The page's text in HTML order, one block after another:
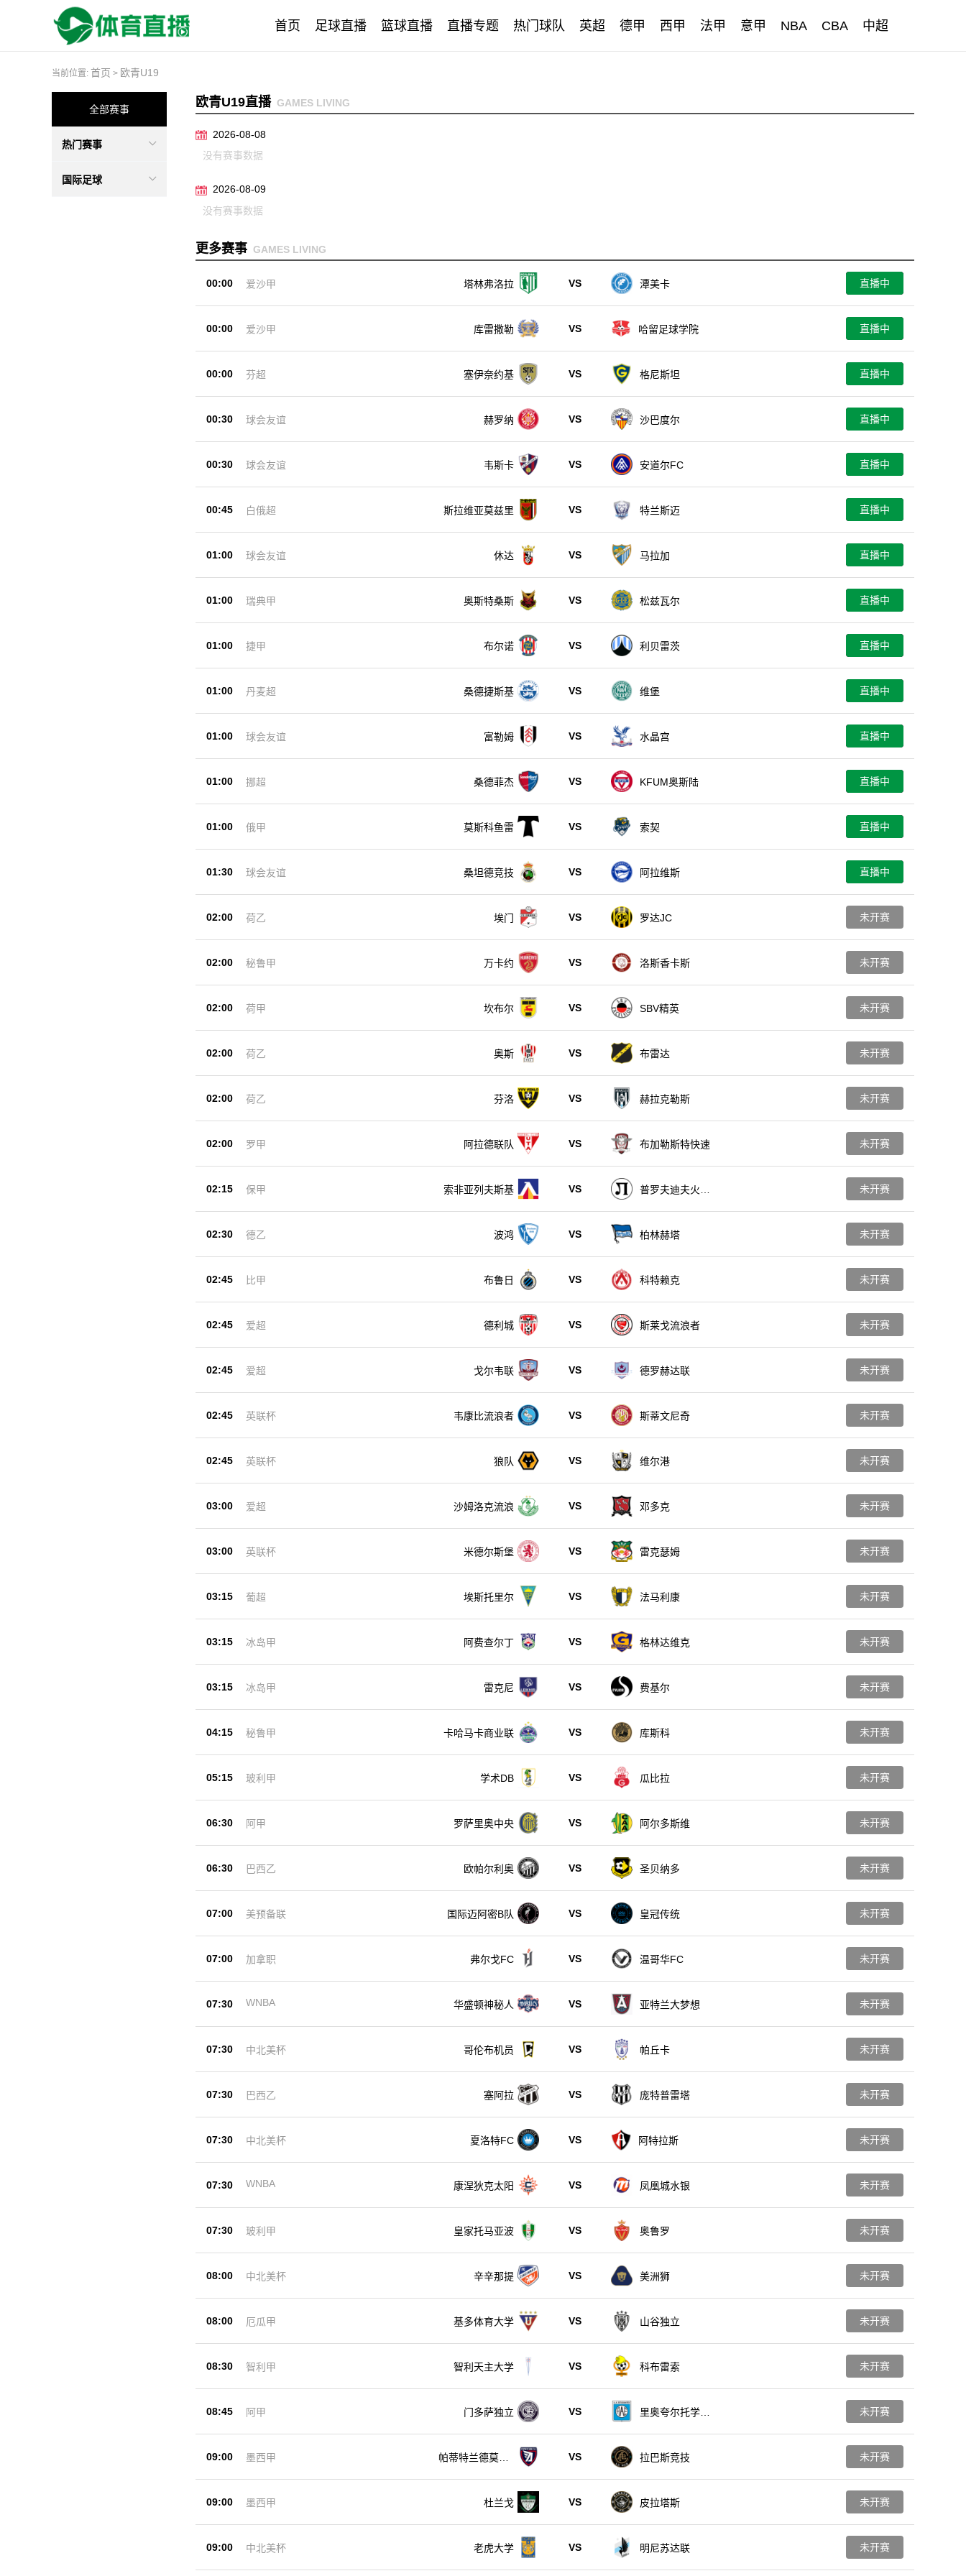
首页 足球直播 篮球直播 直播专题 热门球队 英超 德甲 西甲 法甲 意甲 NBA CBA 中超
当前位置: 首页 > 欧青U19
全部赛事
热门赛事
国际足球
欧青U19直播 GAMES LIVING
2026-08-08
没有赛事数据
2026-08-09
没有赛事数据
更多赛事 GAMES LIVING
00:00 爱沙甲 塔林弗洛拉 VS 潭美卡 直播中
00:00 爱沙甲 库雷撒勒 VS 哈留足球学院 直播中
00:00 芬超 塞伊奈约基 VS 格尼斯坦 直播中
00:30 球会友谊 赫罗纳 VS 沙巴度尔 直播中
00:30 球会友谊 韦斯卡 VS 安道尔FC 直播中
00:45 白俄超 斯拉维亚莫兹里 VS 特兰斯迈 直播中
01:00 球会友谊 休达 VS 马拉加 直播中
01:00 瑞典甲 奥斯特桑斯 VS 松兹瓦尔 直播中
01:00 捷甲 布尔诺 VS 利贝雷茨 直播中
01:00 丹麦超 桑德捷斯基 VS 维堡 直播中
01:00 球会友谊 富勒姆 VS 水晶宫 直播中
01:00 挪超 桑德菲杰 VS KFUM奥斯陆 直播中
01:00 俄甲 莫斯科鱼雷 VS 索契 直播中
01:30 球会友谊 桑坦德竞技 VS 阿拉维斯 直播中
02:00 荷乙 埃门 VS 罗达JC 未开赛
02:00 秘鲁甲 万卡约 VS 洛斯香卡斯 未开赛
02:00 荷甲 坎布尔 VS SBV精英 未开赛
02:00 荷乙 奥斯 VS 布雷达 未开赛
02:00 荷乙 芬洛 VS 赫拉克勒斯 未开赛
02:00 罗甲 阿拉德联队 VS 布加勒斯特快速 未开赛
02:15 保甲 索非亚列夫斯基 VS
普罗夫迪夫火车
未开赛
02:30 德乙 波鸿 VS 柏林赫塔 未开赛
02:45 比甲 布鲁日 VS 科特赖克 未开赛
02:45 爱超 德利城 VS 斯莱戈流浪者 未开赛
02:45 爱超 戈尔韦联 VS 德罗赫达联 未开赛
02:45 英联杯 韦康比流浪者 VS 斯蒂文尼奇 未开赛
02:45 英联杯 狼队 VS 维尔港 未开赛
03:00 爱超 沙姆洛克流浪 VS 邓多克 未开赛
03:00 英联杯 米德尔斯堡 VS 雷克瑟姆 未开赛
03:15 葡超 埃斯托里尔 VS 法马利康 未开赛
03:15 冰岛甲 阿费查尔丁 VS 格林达维克 未开赛
03:15 冰岛甲 雷克尼 VS 费基尔 未开赛
04:15 秘鲁甲 卡哈马卡商业联 VS 库斯科 未开赛
05:15 玻利甲 学术DB VS 瓜比拉 未开赛
06:30 阿甲 罗萨里奥中央 VS 阿尔多斯维 未开赛
06:30 巴西乙 欧帕尔利奥 VS 圣贝纳多 未开赛
07:00 美预备联 国际迈阿密B队 VS 皇冠传统 未开赛
07:00 加拿职 弗尔戈FC VS 温哥华FC 未开赛
07:30 WNBA 华盛顿神秘人 VS 亚特兰大梦想 未开赛
07:30 中北美杯 哥伦布机员 VS 帕丘卡 未开赛
07:30 巴西乙 塞阿拉 VS 庞特普雷塔 未开赛
07:30 中北美杯 夏洛特FC VS 阿特拉斯 未开赛
07:30 WNBA 康涅狄克太阳 VS 凤凰城水银 未开赛
07:30 玻利甲 皇家托马亚波 VS 奥鲁罗 未开赛
08:00 中北美杯 辛辛那提 VS 美洲狮 未开赛
08:00 厄瓜甲 基多体育大学 VS 山谷独立 未开赛
08:30 智利甲 智利天主大学 VS 科布雷索 未开赛
08:45 阿甲 门多萨独立 VS
里奥夸尔托学生
未开赛
09:00 墨西甲
帕蒂特兰德莫雷
VS 拉巴斯竞技 未开赛
09:00 墨西甲 杜兰戈 VS 皮拉塔斯 未开赛
09:00 中北美杯 老虎大学 VS 明尼苏达联 未开赛